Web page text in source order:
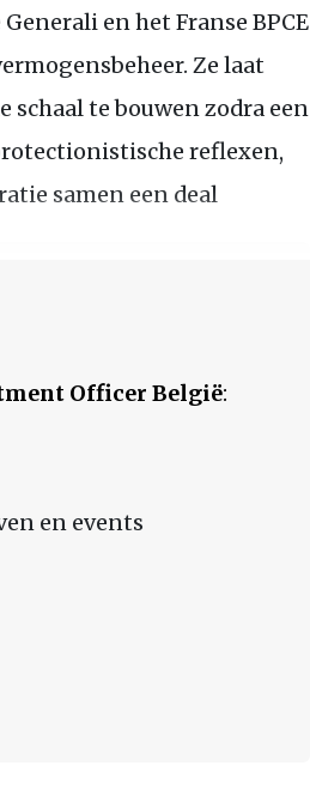
en het Franse BPCE
Ze laat
te bouwen zodra een
reflexen,
samen een deal
Officer België:
en events